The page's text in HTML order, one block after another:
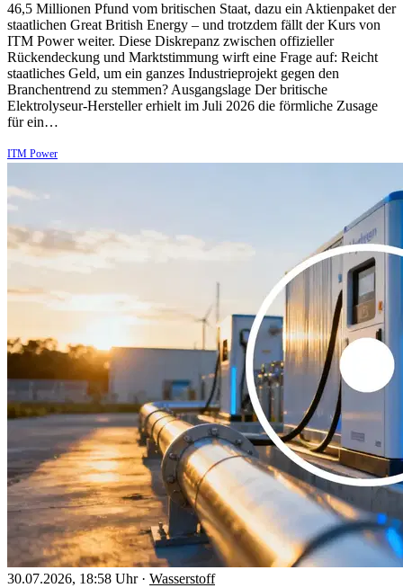
46,5 Millionen Pfund vom britischen Staat, dazu ein Aktienpaket der
staatlichen Great British Energy – und trotzdem fällt der Kurs von
ITM Power weiter. Diese Diskrepanz zwischen offizieller
Rückendeckung und Marktstimmung wirft eine Frage auf: Reicht
staatliches Geld, um ein ganzes Industrieprojekt gegen den
Branchentrend zu stemmen? Ausgangslage Der britische
Elektrolyseur-Hersteller erhielt im Juli 2026 die förmliche Zusage
für ein…
ITM Power
30.07.2026, 18:58 Uhr · Wasserstoff